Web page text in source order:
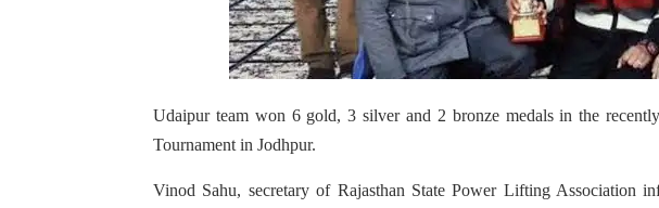
Udaipur team won 6 gold, 3 silver and 2 bronze medals in the
Tournament in Jodhpur.
Vinod Sahu, secretary of Rajasthan State Power Lifting Association